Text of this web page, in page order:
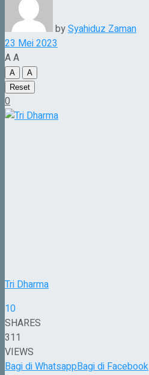
bySyahiduz Zaman
23 Mei 2023
AA
A
A
Reset
0
Tri Dharma
10
SHARES
311
VIEWS
Bagi di WhatsappBagi di Facebook